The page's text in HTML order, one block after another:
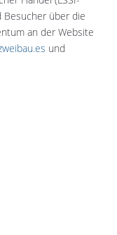
Besucher über die
an der Website
und